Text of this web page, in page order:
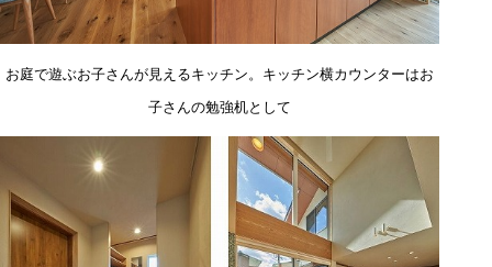
お庭で遊ぶお子さんが見えるキッチン。キッチン横カウンターはお
子さんの勉強机として